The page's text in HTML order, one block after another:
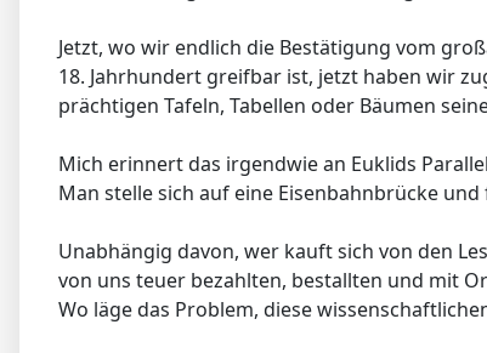
Jetzt, wo wir endlich die Bestätigung vom
18. Jahrhundert greifbar ist, jetzt haben wir
prächtigen Tafeln, Tabellen oder Bäumen
Mich erinnert das irgendwie an Euklids
Man stelle sich auf eine Eisenbahnbrücke
Unabhängig davon, wer kauft sich von den
von uns teuer bezahlten, bestallten und mit
Wo läge das Problem, diese